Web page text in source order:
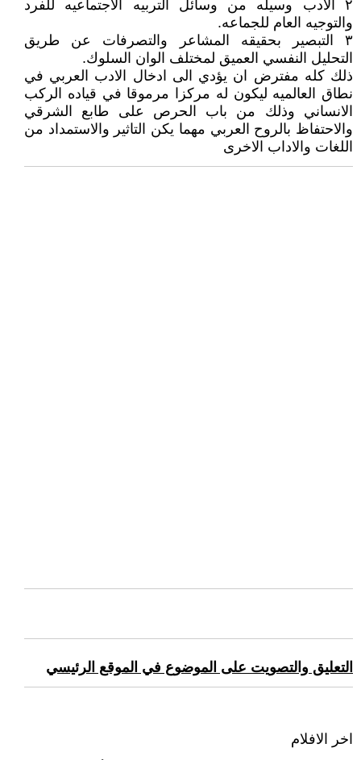
٢ الادب وسيله من وسائل التربيه الاجتماعيه للفرد
والتوجيه العام للجماعه.
٣ التبصير بحقيقه المشاعر والتصرفات عن طريق
التحليل النفسي العميق لمختلف الوان السلوك.
ذلك كله مفترض ان يؤدي الى ادخال الادب العربي في
نطاق العالميه ليكون له مركزا مرموقا في قياده الركب
الانساني وذلك من باب الحرص على طابع الشرقي
والاحتفاظ بالروح العربي مهما يكن التاثير والاستمداد من
اللغات والاداب الاخرى
التعليق والتصويت على الموضوع في الموقع الرئيسي
اخر الافلام